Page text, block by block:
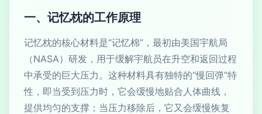
一、记忆枕的工作原理
记忆枕的核心材料是“记忆棉”，最初由美国宇航局
（NASA）研发，用于缓解宇航员在升空和返回过程
中承受的巨大压力。这种材料具有独特的“慢回弹”特
性，即当受到压力时，它会缓慢地贴合人体曲线，
提供均匀的支撑；当压力移除后，它又会缓慢恢复